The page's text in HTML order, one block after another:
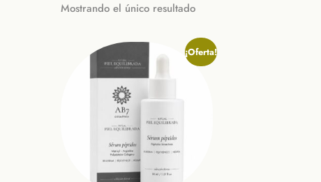
Mostrando el único resultado
¡Oferta!